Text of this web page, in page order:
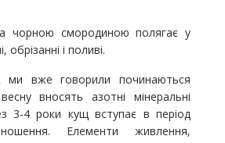
чорною смородиною полягає у
обрізанні і поливі.
ми вже говорили починаються
вносять азотні мінеральні
3-4 роки кущ вступає в період
Елементи живлення,